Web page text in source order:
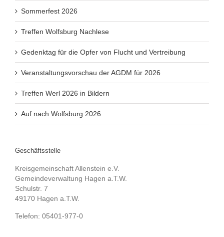
Sommerfest 2026
Treffen Wolfsburg Nachlese
Gedenktag für die Opfer von Flucht und Vertreibung
Veranstaltungsvorschau der AGDM für 2026
Treffen Werl 2026 in Bildern
Auf nach Wolfsburg 2026
Geschäftsstelle
Kreisgemeinschaft Allenstein e.V.
Gemeindeverwaltung Hagen a.T.W.
Schulstr. 7
49170 Hagen a.T.W.
Telefon: 05401-977-0